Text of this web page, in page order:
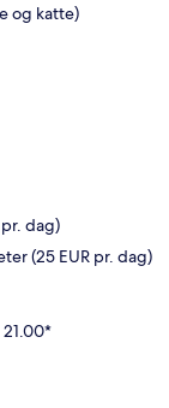
og katte)
dag)
(25 EUR pr. dag)